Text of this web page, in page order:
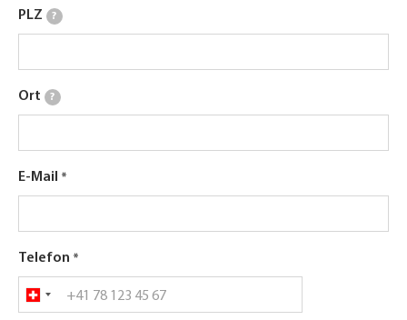
PLZ ?
Ort ?
E-Mail
Telefon